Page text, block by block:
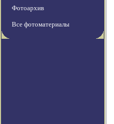
Фотоархив
Все фотоматериалы